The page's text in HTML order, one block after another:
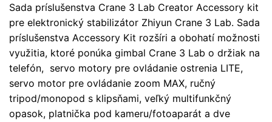
Sada príslušenstva Crane 3 Lab Creator Accessory kit
pre elektronický stabilizátor Zhiyun Crane 3 Lab. Sada
príslušenstva Accessory Kit rozšíri a obohatí možnosti
využitia, ktoré ponúka gimbal Crane 3 Lab o držiak na
telefón, servo motory pre ovládanie ostrenia LITE,
servo motor pre ovládanie zoom MAX, ručný
tripod/monopod s klipsňami, veľký multifunkčný
opasok, platnička pod kameru/fotoaparát a dve